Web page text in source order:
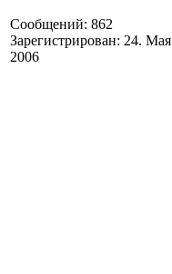
Сообщений: 862
Зарегистрирован: 24. Мая
2006